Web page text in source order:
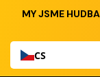
MY JSME
CS